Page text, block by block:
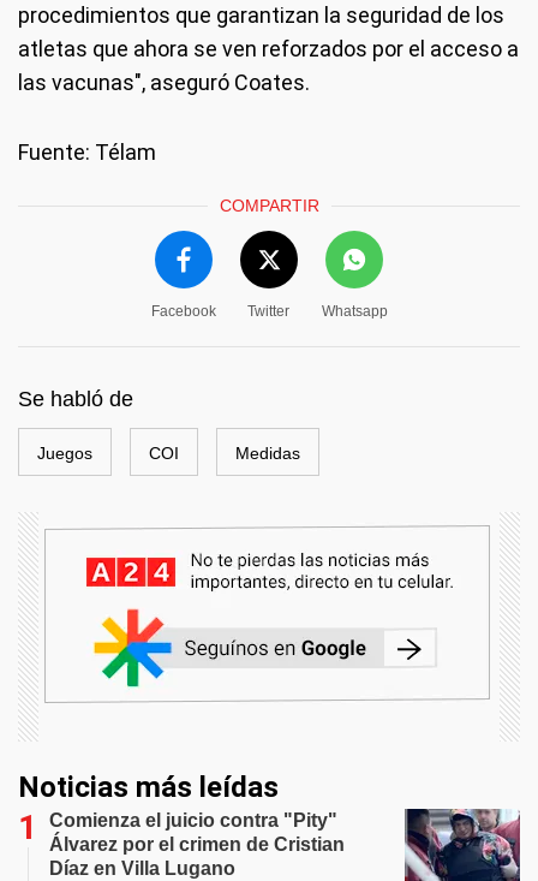
procedimientos que garantizan la seguridad de los
atletas que ahora se ven reforzados por el acceso a
las vacunas", aseguró Coates.
Fuente: Télam
COMPARTIR
Facebook Twitter Whatsapp
Se habló de
Juegos COI Medidas
Noticias más leídas
Comienza el juicio contra "Pity"
Álvarez por el crimen de Cristian
Díaz en Villa Lugano